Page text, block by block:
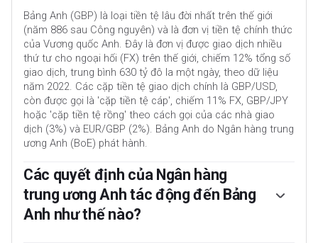
Bảng Anh (GBP) là loại tiền tệ lâu đời nhất trên thế giới
(năm 886 sau Công nguyên) và là đơn vị tiền tệ chính thức
của Vương quốc Anh. Đây là đơn vị được giao dịch nhiều
thứ tư cho ngoại hối (FX) trên thế giới, chiếm 12% tổng số
giao dịch, trung bình 630 tỷ đô la một ngày, theo dữ liệu
năm 2022. Các cặp tiền tệ giao dịch chính là GBP/USD,
còn được gọi là 'cặp tiền tệ cáp', chiếm 11% FX, GBP/JPY
hoặc 'cặp tiền tệ rồng' theo cách gọi của các nhà giao
dịch (3%) và EUR/GBP (2%). Bảng Anh do Ngân hàng trung
ương Anh (BoE) phát hành.
Các quyết định của Ngân hàng
trung ương Anh tác động đến Bảng
Anh như thế nào?